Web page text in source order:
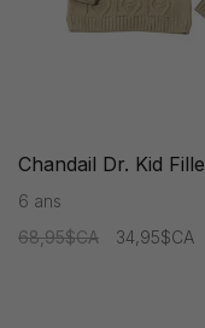
Chandail Dr. Kid Fille
6 ans
68,95$CA
34,95$CA